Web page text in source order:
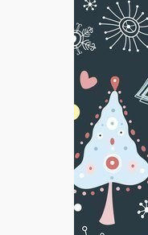
"Главная тайна Нового
18 Декабря 2021 - 19